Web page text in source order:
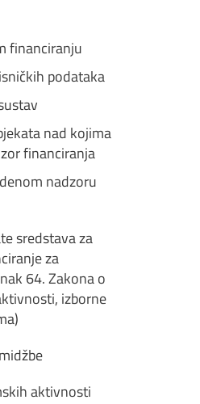
financiranju
podataka
nad kojima
financiranja
nadzoru
sredstava za
za
64. Zakona o
izborne
aktivnosti